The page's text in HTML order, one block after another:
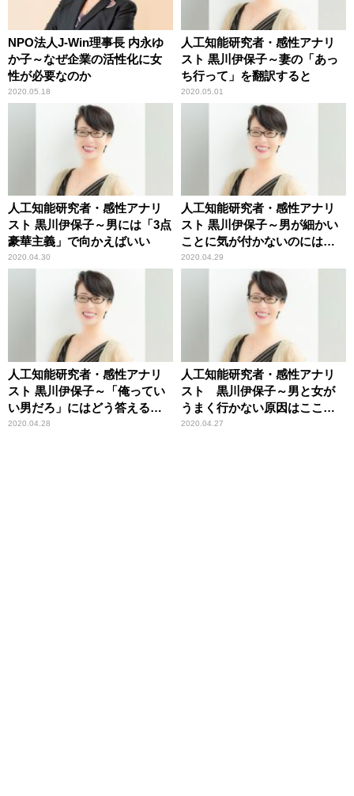
NPO法人J-Win理事長 内永ゆ
か子～なぜ企業の活性化に女
性が必要なのか
2020.05.18
人工知能研究者・感性アナリ
スト 黒川伊保子～妻の「あっ
ち行って」を翻訳すると
2020.05.01
人工知能研究者・感性アナリ
スト 黒川伊保子～男には「3点
豪華主義」で向かえばいい
2020.04.30
人工知能研究者・感性アナリ
スト 黒川伊保子～男が細かい
ことに気が付かないのには理
由がある
2020.04.29
人工知能研究者・感性アナリ
スト 黒川伊保子～「俺ってい
い男だろ」にはどう答えるべ
きか
2020.04.28
人工知能研究者・感性アナリ
スト 黒川伊保子～男と女が
うまく行かない原因はここに
ある
2020.04.27